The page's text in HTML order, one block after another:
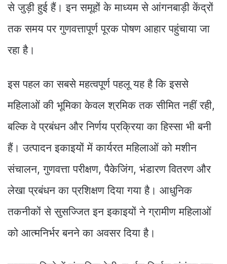
से जुड़ी हुई हैं। इन समूहों के माध्यम से आंगनबाड़ी केंद्रों
तक समय पर गुणवत्तापूर्ण पूरक पोषण आहार पहुंचाया जा
रहा है।
इस पहल का सबसे महत्वपूर्ण पहलू यह है कि इससे
महिलाओं की भूमिका केवल श्रमिक तक सीमित नहीं रही,
बल्कि वे प्रबंधन और निर्णय प्रक्रिया का हिस्सा भी बनी
हैं। उत्पादन इकाइयों में कार्यरत महिलाओं को मशीन
संचालन, गुणवत्ता परीक्षण, पैकेजिंग, भंडारण वितरण और
लेखा प्रबंधन का प्रशिक्षण दिया गया है। आधुनिक
तकनीकों से सुसज्जित इन इकाइयों ने ग्रामीण महिलाओं
को आत्मनिर्भर बनने का अवसर दिया है।